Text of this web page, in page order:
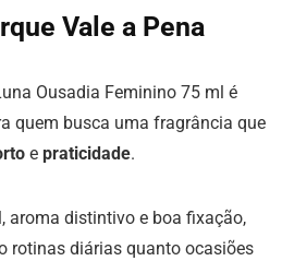
Vale a Pena
Ousadia Feminino 75 ml é
quem busca uma fragrância que
e praticidade.
aroma distintivo e boa fixação,
rotinas diárias quanto ocasiões